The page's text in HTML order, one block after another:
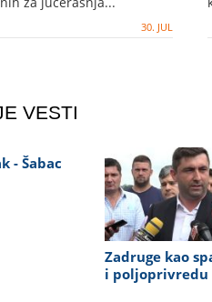
30. JUL
VESTI
- Šabac
Zadruge kao
i poljoprivredu